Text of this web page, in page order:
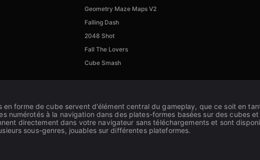
Geometry Maze Maps V2
Falling Dash
2048 Shot
Fall The Lovers
Cube Smash
forme de cube servent d'élément central du gameplay, que ce soit en
numérotés à la navigation dans des plates-formes basées sur des cubes
directement dans votre navigateur sans téléchargements et sont
sous-genres, jouables sur différentes plateformes.